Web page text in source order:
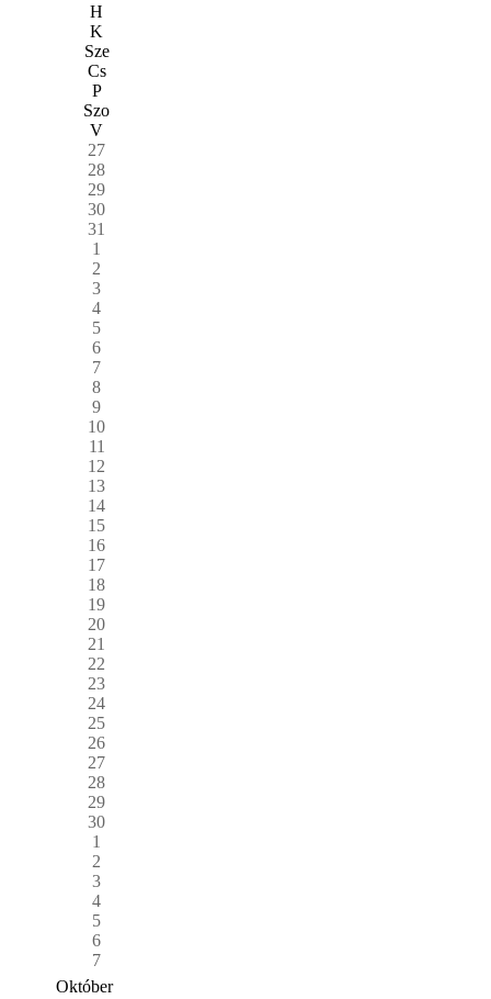
H
K
Sze
Cs
P
Szo
V
27
28
29
30
31
1
2
3
4
5
6
7
8
9
10
11
12
13
14
15
16
17
18
19
20
21
22
23
24
25
26
27
28
29
30
1
2
3
4
5
6
7
Október